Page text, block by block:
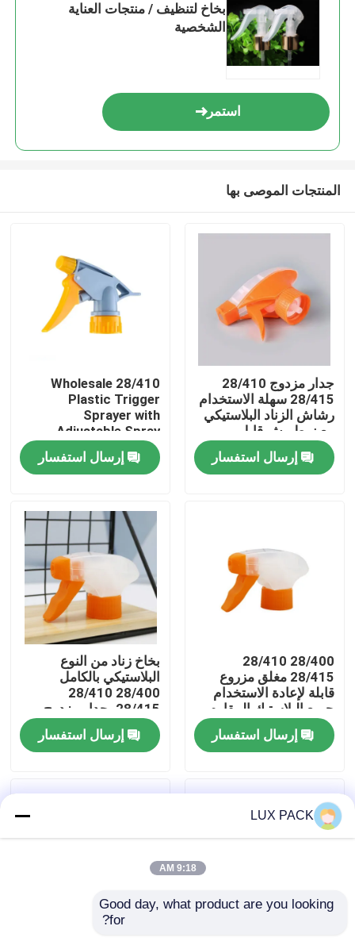
أشرطة فيديو
جولة في المعمل
رقابة جودة
اتصل بنا
أخبار
بخاخ لتنظيف / منتجات العناية
الشخصية
استمر
المنتجات الموصى بها
جدار مزدوج 28/410
28/415 سهلة الاستخدام
رشاش الزناد البلاستيكي
مع نمط رش قابل
للتعديل ومقاومة
الكيماوياتإرسال استفسار
Wholesale 28/410
Plastic Trigger
Sprayer with
Adjustable Spray
Mode and Leak-proof
Design for Cleaning
(مغلق بلاستيكي مع
وتصميم مضاد للكثافة)
إرسال استفسار
28/400 28/410
28/415 مغلق مزروع
قابلة لإعادة الاستخدام
جميع البلاستيك المقاوم
للكيماويات رش المكابح
إرسال استفسار
بخاخ زناد من النوع
البلاستيكي بالكامل
28/400 28/410
28/415 بجدار مزدوج
إرسال استفسار
LUX PACK
9:18 AM
Good day, what product are you looking
for?